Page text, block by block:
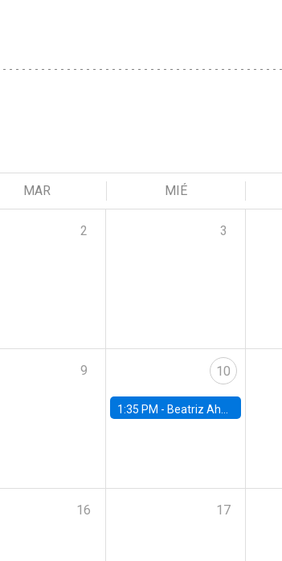
MAR MIÉ
2 3
9 10
1:35 PM - Beatriz Ahumada, PhD candidate, Universidad de Pittsburgh
16 17